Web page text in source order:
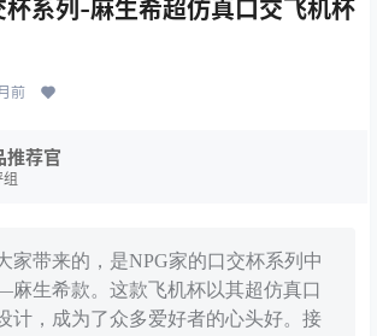
杯系列-麻生希超仿真口交飞机杯
前
推荐官
家带来的，是NPG家的口交杯系列中
生希款。这款飞机杯以其超仿真口
计，成为了众多爱好者的心头好。接